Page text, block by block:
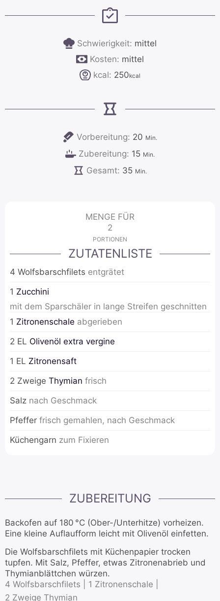
Schwierigkeit: mittel
Kosten: mittel
kcal: 250kcal
Vorbereitung: 20Minuten
Min.
Zubereitung: 15Minuten
Min.
Gesamt: 35Minuten
Min.
MENGE FÜR
2
PORTIONEN
ZUTATENLISTE
4 Wolfsbarschfilets entgrätet
1 Zucchini
mit dem Sparschäler in lange Streifen geschnitten
1 Zitronenschale abgerieben
2 EL Olivenöl extra vergine
1 EL Zitronensaft
2 Zweige Thymian frisch
Salz nach Geschmack
Pfeffer frisch gemahlen, nach Geschmack
Küchengarn zum Fixieren
ZUBEREITUNG
Backofen auf 180 °C (Ober-/Unterhitze) vorheizen.
Eine kleine Auflaufform leicht mit Olivenöl einfetten.
Die Wolfsbarschfilets mit Küchenpapier trocken
tupfen. Mit Salz, Pfeffer, etwas Zitronenabrieb und
Thymianblättchen würzen.
4 Wolfsbarschfilets |
1 Zitronenschale |
2 Zweige Thymian